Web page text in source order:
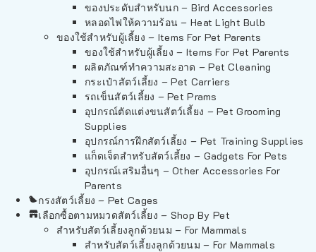
ของประดับสำหรับนก – Bird Accessories
หลอดไฟให้ความร้อน – Heat Light Bulb
ของใช้สำหรับผู้เลี้ยง – Items For Pet Parents
ของใช้สำหรับผู้เลี้ยง – Items For Pet Parents
ผลิตภัณฑ์ทำความสะอาด – Pet Cleaning
กระเป๋าสัตว์เลี้ยง – Pet Carriers
รถเข็นสัตว์เลี้ยง – Pet Prams
อุปกรณ์ตัดแต่งขนสัตว์เลี้ยง – Pet Grooming
Supplies
อุปกรณ์การฝึกสัตว์เลี้ยง – Pet Training Supplies
แก็ดเจ็ตสำหรับสัตว์เลี้ยง – Gadgets For Pets
อุปกรณ์เสริมอื่นๆ – Other Accessories For
Parents
กรงสัตว์เลี้ยง – Pet Cages
เลือกซื้อตามหมวดสัตว์เลี้ยง – Shop By Pet
สำหรับสัตว์เลี้ยงลูกด้วยนม – For Mammals
สำหรับสัตว์เลี้ยงลูกด้วยนม – For Mammals